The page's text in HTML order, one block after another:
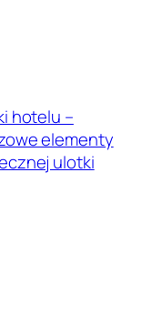
hotelu –
elementy
ulotki